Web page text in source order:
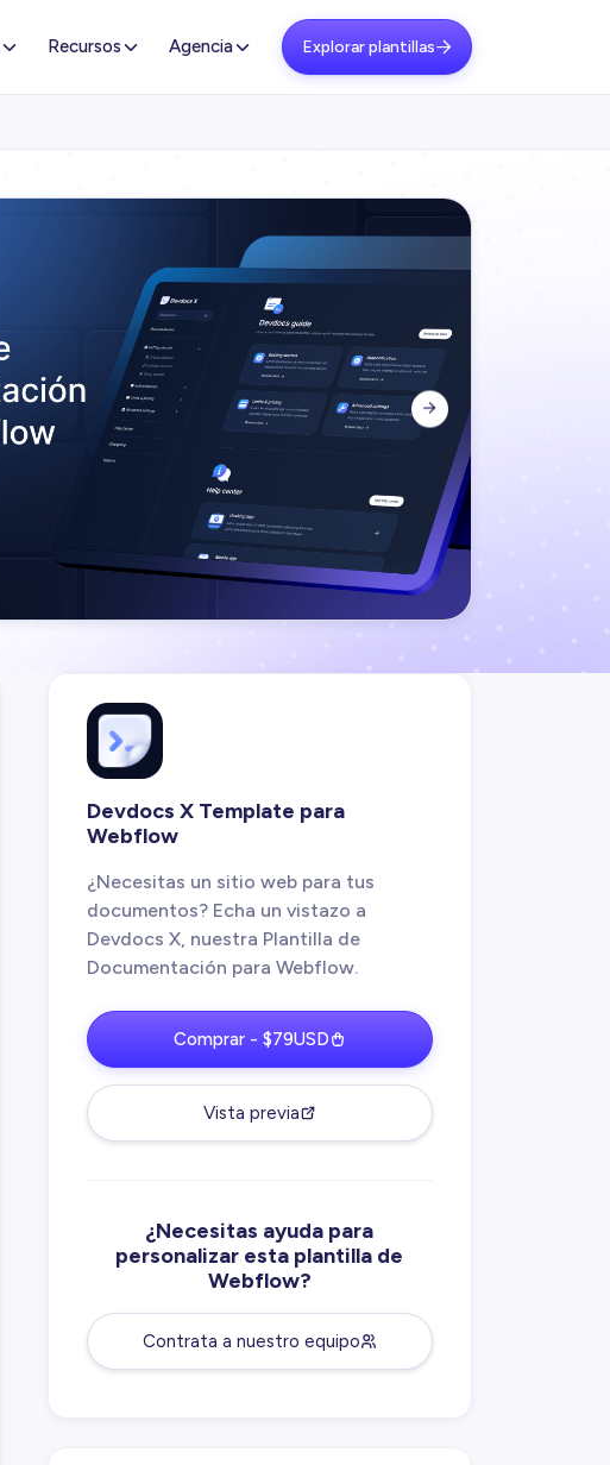
Recursos Agencia Explorar plantillas

Devdocs X Template para
Webflow
¿Necesitas un sitio web para tus
documentos? Echa un vistazo a
Devdocs X, nuestra Plantilla de
Documentación para Webflow.
Comprar - $79USD
Vista previa
¿Necesitas ayuda para
personalizar esta plantilla de
Webflow?
Contrata a nuestro equipo